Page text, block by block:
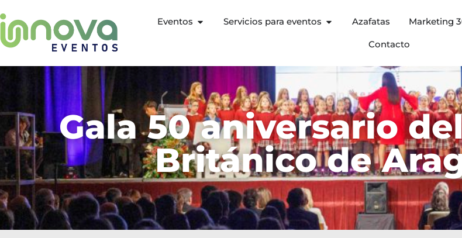
Eventos Servicios para eventos Azafatas Marketing
Contacto
Gala 50 aniversario
Británico de